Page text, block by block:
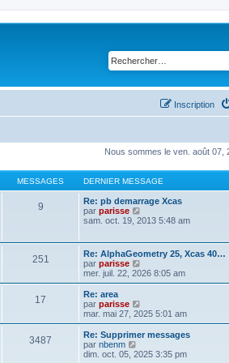
Inscription
Nous sommes le ven. août 07,
MESSAGES DERNIER MESSAGE
9
Re: pb demarrage Xcas
par parisse
o
l
t
e
r
d
e
r
i
sam. oct. 19, 2013 5:48 am
251
Re: AlphaGeometry 25, Xcas 40…
par parisse
o
n
l
r
l
e
mer. juil. 22, 2026 8:05 am
17
Re: area
par parisse
o
n
s
l
mar. mai 27, 2025 5:01 am
3487
Re: Supprimer messages
par nbenm
o
dim. oct. 05, 2025 3:35 pm